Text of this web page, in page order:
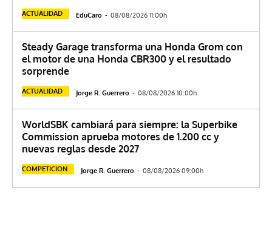
ACTUALIDAD EduCaro - 08/08/2026 11:00h
Steady Garage transforma una Honda Grom con
el motor de una Honda CBR300 y el resultado
sorprende
ACTUALIDAD Jorge R. Guerrero - 08/08/2026 10:00h
WorldSBK cambiará para siempre: la Superbike
Commission aprueba motores de 1.200 cc y
nuevas reglas desde 2027
COMPETICION Jorge R. Guerrero - 08/08/2026 09:00h